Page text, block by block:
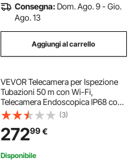
Consegna: Dom. Ago. 9 - Gio.
Ago. 13
Aggiungi al carrello
VEVOR Telecamera per Ispezione
Tubazioni 50 m con Wi-Fi,
Telecamera Endoscopica IP68 con
12 Luci LED, Alimentazione CC,
Collegamento a Smartphone e
Tablet, Endoscopio HD, per
Fognature e Scarichi
(3)
27299€
Disponibile